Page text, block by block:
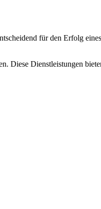
für den Erfolg
Diese Dienstleistungen